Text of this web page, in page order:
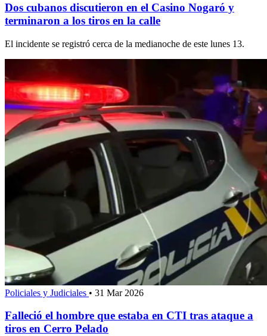
Dos cubanos discutieron en el Casino Nogaró y
terminaron a los tiros en la calle
El incidente se registró cerca de la medianoche de este lunes 13.
Policiales y Judiciales • 31 Mar 2026
Falleció el hombre que estaba en CTI tras ataque a
tiros en Cerro Pelado